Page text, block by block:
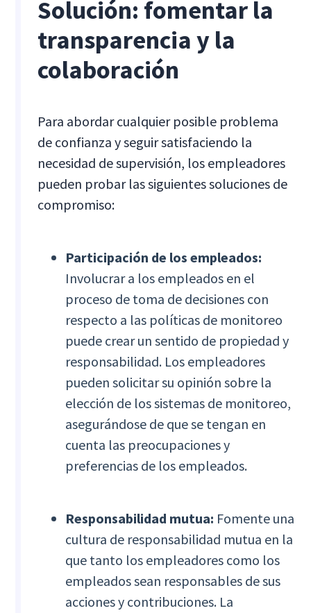
Solución: fomentar la
transparencia y la
colaboración
Para abordar cualquier posible problema
de confianza y seguir satisfaciendo la
necesidad de supervisión, los empleadores
pueden probar las siguientes soluciones de
compromiso:
Participación de los empleados:
Involucrar a los empleados en el
proceso de toma de decisiones con
respecto a las políticas de monitoreo
puede crear un sentido de propiedad y
responsabilidad. Los empleadores
pueden solicitar su opinión sobre la
elección de los sistemas de monitoreo,
asegurándose de que se tengan en
cuenta las preocupaciones y
preferencias de los empleados.
Responsabilidad mutua: Fomente una
cultura de responsabilidad mutua en la
que tanto los empleadores como los
empleados sean responsables de sus
acciones y contribuciones. La